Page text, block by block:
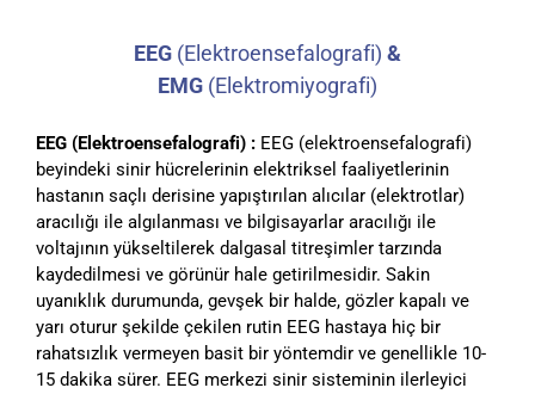
EEG (Elektroensefalografi) &
EMG (Elektromiyografi)
EEG (Elektroensefalografi) : EEG (elektroensefalografi)
beyindeki sinir hücrelerinin elektriksel faaliyetlerinin
hastanın saçlı derisine yapıştırılan alıcılar (elektrotlar)
aracılığı ile algılanması ve bilgisayarlar aracılığı ile
voltajının yükseltilerek dalgasal titreşimler tarzında
kaydedilmesi ve görünür hale getirilmesidir. Sakin
uyanıklık durumunda, gevşek bir halde, gözler kapalı ve
yarı oturur şekilde çekilen rutin EEG hastaya hiç bir
rahatsızlık vermeyen basit bir yöntemdir ve genellikle 10-
15 dakika sürer. EEG merkezi sinir sisteminin ilerleyici